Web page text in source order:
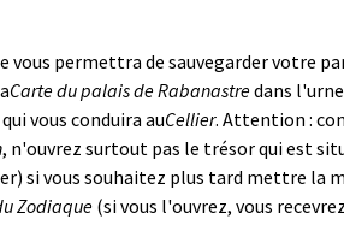
vous permettra de sauvegarder votre
Carte du palais de Rabanastredans
vous conduira auCellier. Attention :
, n'ouvrez surtout pas le trésor qui est
si vous souhaitez plus tard mettre la
Zodiaque (si vous l'ouvrez, vous